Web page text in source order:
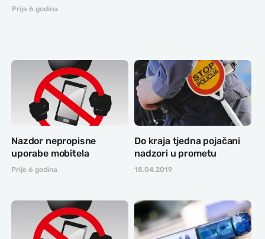
Prije 6 godina
Nazdor nepropisne
uporabe mobitela
Prije 6 godina
Do kraja tjedna pojačani
nadzori u prometu
18.04.2019